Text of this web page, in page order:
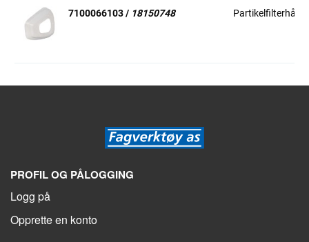
7100066103 / 18150748
PROFIL OG PÅLOGGING
Logg på
Opprette en konto